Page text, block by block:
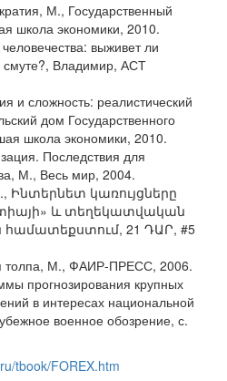
М., Государственный
школа экономики, 2010.
выживет ли
смуте?, Владимир, АСТ
и сложность: реалистический
дом Государственного
школа экономики, 2010.
Последствия для
М., Весь мир, 2004.
Ինտերնետ կառույցները
և տեղեկատվական
21 ԴԱՐ, #5
толпа, М., ФАИР-ПРЕСС, 2006.
прогнозирования крупных
в интересах национальной
военное обозрение, с.
tbook/FOREX.htm